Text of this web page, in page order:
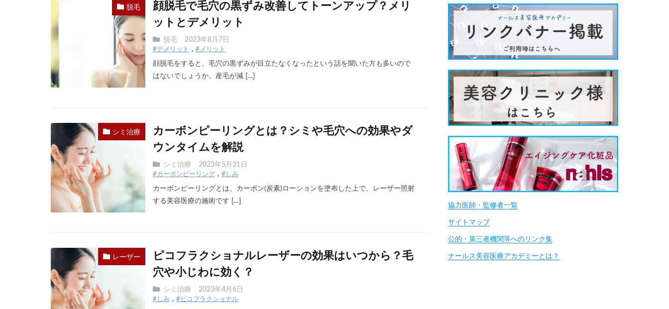
脱毛
顔脱毛で毛穴の黒ずみ改善してトーンアップ？メリ
ットとデメリット
脱毛 2023年8月7日
#デメリット #メリット
顔脱毛をすると、毛穴の黒ずみが目立たなくなったという話を聞いた方も多いので
はないでしょうか。産毛が減 […]
シミ治療
カーボンピーリングとは？シミや毛穴への効果やダ
ウンタイムを解説
シミ治療 2023年5月31日
#カーボンピーリング #しみ
カーボンピーリングとは、カーボン(炭素)ローションを塗布した上で、レーザー照射
する美容医療の施術です […]
レーザー
ピコフラクショナルレーザーの効果はいつから？毛
穴や小じわに効く？
シミ治療 2023年4月6日
#しみ #ピコフラクショナル
協力医師・監修者一覧
サイトマップ
公的・第三者機関等へのリンク集
ナールス美容医療アカデミーとは？